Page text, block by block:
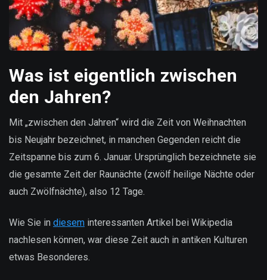
Was ist eigentlich zwischen
den Jahren?
Mit „zwischen den Jahren“ wird die Zeit von Weihnachten
bis Neujahr bezeichnet, in manchen Gegenden reicht die
Zeitspanne bis zum 6. Januar. Ursprünglich bezeichnete sie
die gesamte Zeit der Raunächte (zwölf heilige Nächte oder
auch Zwölfnächte), also 12 Tage.
Wie Sie in diesem interessanten Artikel bei Wikipedia
nachlesen können, war diese Zeit auch in antiken Kulturen
etwas Besonderes.